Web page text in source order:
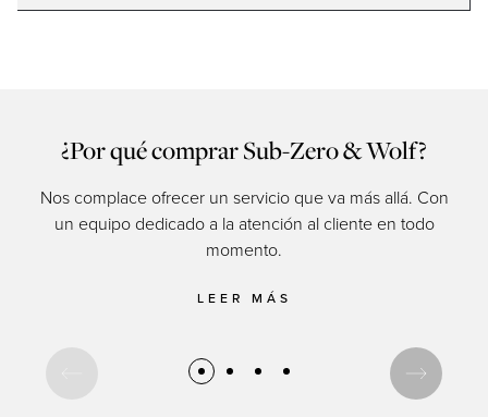
¿Por qué comprar Sub-Zero & Wolf?
Nos complace ofrecer un servicio que va más allá. Con
un equipo dedicado a la atención al cliente en todo
momento.
LEER MÁS